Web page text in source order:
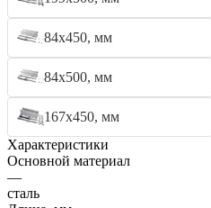
84х450, мм
84х500, мм
167х450, мм
Характеристики
Основной материал
—
сталь